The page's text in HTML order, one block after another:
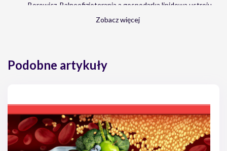
Borowicz, Balneofizjoterapia a gospodarka lipidowa ustroju,
Barbara Cybulska, Å»ywienie w prewencji i leczeniu
Marlena Broncel, Tomasz Tomasik, Wytyczne
PTL/KLRwP/PTK postÄ™powania w zaburzeniach
leczenie, http://www.obnizcholesterol.pl
Zobacz więcej
Podobne artykuły